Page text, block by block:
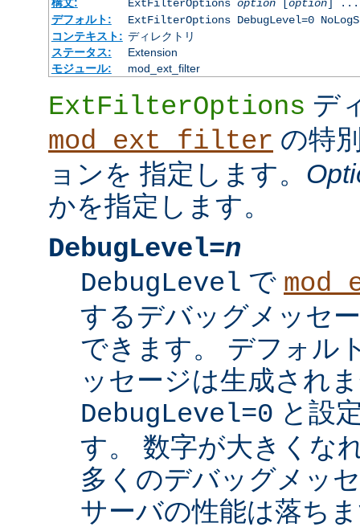
ExtFilterOptions option[ option] ...
デフォルト:
ExtFilterOptions DebugLevel=0
コンテキスト: ディレクトリ
ステータス:
Extension
モジュール:
mod_ext_filter
ExtFilterOptions デ
mod_ext_filter の特
ョンを 指定します。
かを指定します。
DebugLevel=n
DebugLevel で
するデバッグメッセ
できます。 デフォル
ッセージは生成され
DebugLevel=0 と設
す。 数字が大きくな
多くのデバッグメッ
サーバの性能は落ち